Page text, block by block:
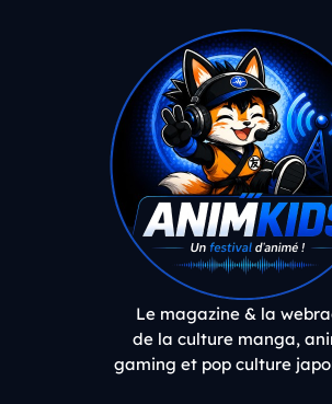
Le magazine & la
de la culture manga,
gaming et pop culture